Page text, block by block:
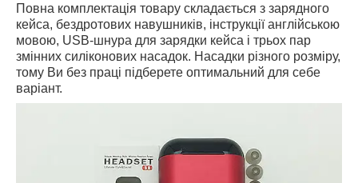
Повна комплектація товару складається з зарядного
кейса, бездротових навушників, інструкції англійською
мовою, USB-шнура для зарядки кейса і трьох пар
змінних силіконових насадок. Насадки різного розміру,
тому Ви без праці підберете оптимальний для себе
варіант.